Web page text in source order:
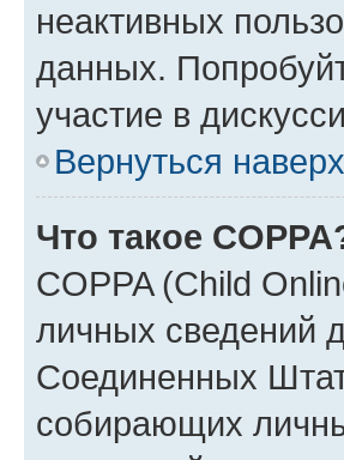
неактивных
данных.
участие в
Вернуться наверх
Что такое
COPPA (Child
личных сведений
Соединенных
собирающих